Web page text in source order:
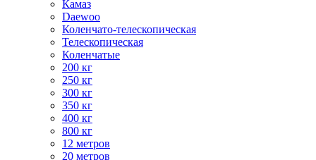
Камаз
Daewoo
Коленчато-телескопическая
Телескопическая
Коленчатые
200 кг
250 кг
300 кг
350 кг
400 кг
800 кг
12 метров
20 метров